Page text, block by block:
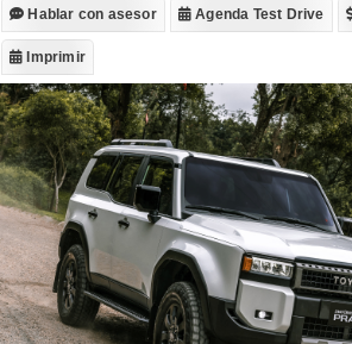
Hablar con asesor Agenda Test Drive
Imprimir